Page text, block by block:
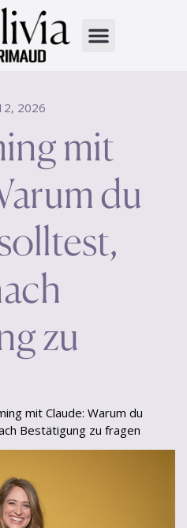
2026
mit
du
zu
mit Claude: Warum du
Bestätigung zu fragen